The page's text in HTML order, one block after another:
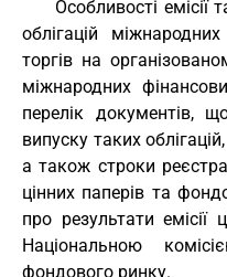
Особливості емісії
облігацій
торгів на
міжнародних
перелік документів,
випуску таких
а також строки
цінних паперів та
про результати емісії
Національною
фондового ринку.